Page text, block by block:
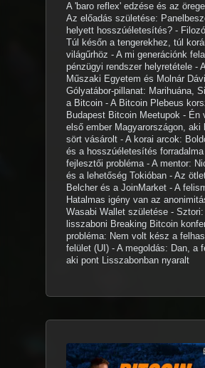
A 'baro reflex' edzése és az
Az előadás születése:
helyett hosszúéletesítés? -
Túl későn a tengerekhez, túl
világűrhöz - A mi generációnk
pénzügyi rendszer helyretétele -
Műszaki Egyetem és Molnár
Gólyatábor-pillanat: Marihuána,
a Bitcoin - A Bitcoin Plebeus
Budapest Bitcoin Meetupok - Én
első ember Magyarországon, aki
sört vásárolt - A korai arcok:
és a hosszúéletesítés forradalma
fejlesztői probléma - A mentor:
és a lehetőség Tokióban - Az
Belcher és a JoinMarket - A
Hatalmas igény van az
Wasabi Wallet születése - Sztori:
lisszaboni Breaking Bitcoin
probléma: Nem volt kész a
felület (UI) - A megoldás: Dan, a
aki pont Lisszabonban nyaralt